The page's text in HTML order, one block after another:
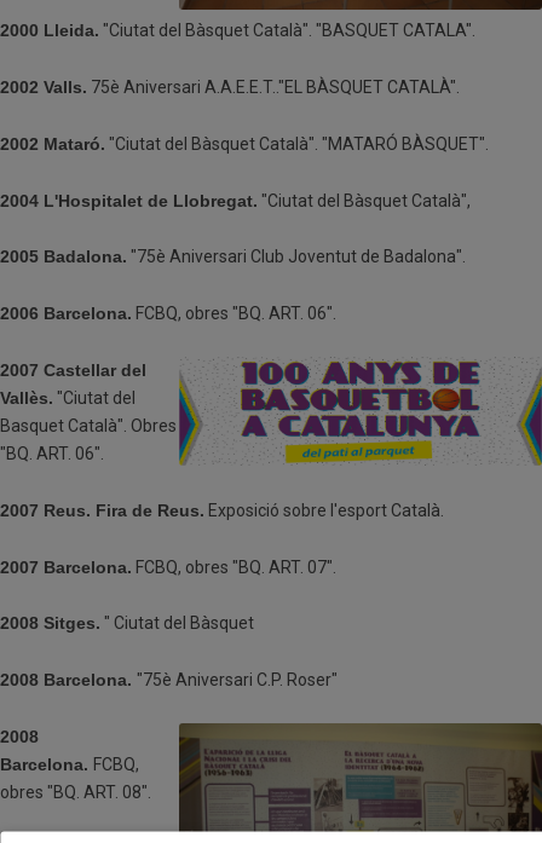
2000 Lleida. "Ciutat del Bàsquet Català". "BASQUET CATALA".
2002 Valls. 75è Aniversari A.A.E.E.T.."EL BÀSQUET CATALÀ".
2002 Mataró. "Ciutat del Bàsquet Català". "MATARÓ BÀSQUET".
2004 L'Hospitalet de Llobregat. "Ciutat del Bàsquet Català",
2005 Badalona. "75è Aniversari Club Joventut de Badalona".
2006 Barcelona. FCBQ, obres "BQ. ART. 06".
2007 Castellar del
Vallès. "Ciutat del
Basquet Català". Obres
"BQ. ART. 06".
2007 Reus. Fira de Reus. Exposició sobre l'esport Català.
2007 Barcelona. FCBQ, obres "BQ. ART. 07".
2008 Sitges. " Ciutat del Bàsquet
2008 Barcelona. "75è Aniversari C.P. Roser"
2008
Barcelona. FCBQ,
obres "BQ. ART. 08".